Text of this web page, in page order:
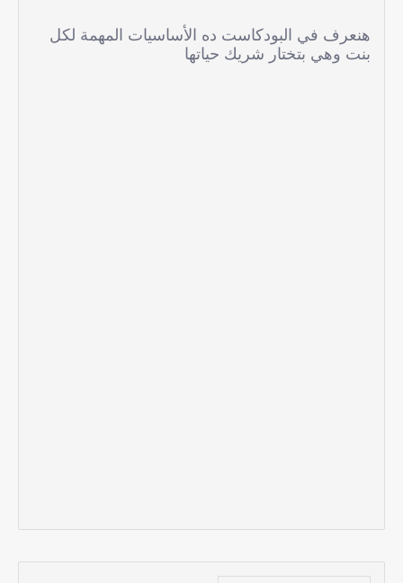
هنعرف في البودكاست ده الأساسيات المهمة لكل
بنت وهي بتختار شريك حياتها